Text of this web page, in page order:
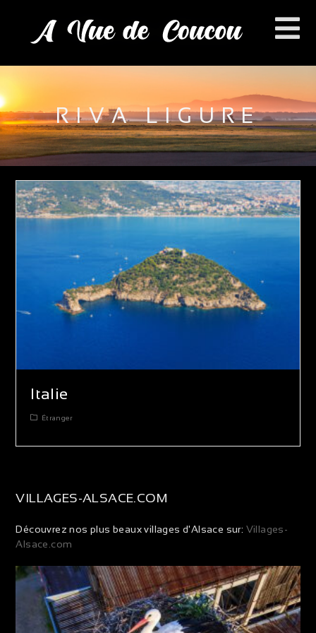
RIVA LIGURE
Italie
Étranger
VILLAGES-ALSACE.COM
Découvrez nos plus beaux villages d'Alsace sur: Villages-
Alsace.com